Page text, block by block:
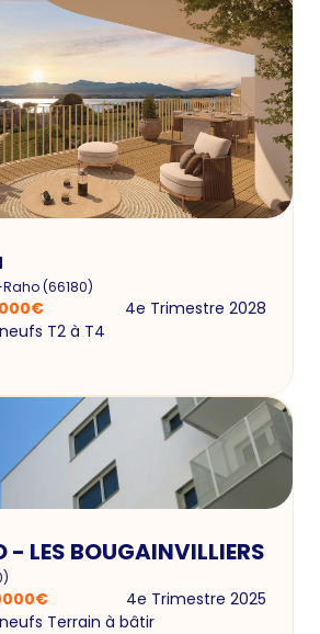
(66180)
€
4e Trimestre 2028
T2 à T4
- LES BOUGAINVILLIERS
)
€
4e Trimestre 2025
Terrain à bâtir